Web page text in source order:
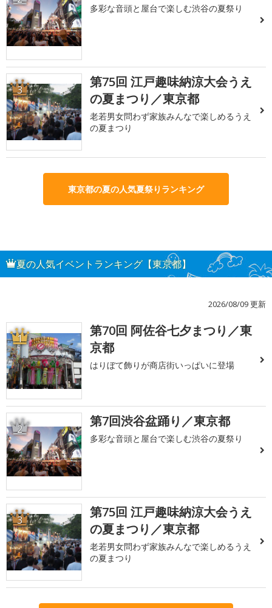
多彩な音頭と屋台で楽しむ渋谷の夏祭り
3
第75回 江戸趣味納涼大会うえ
の夏まつり／東京都
老若男女問わず家族みんなで楽しめるうえ
の夏まつり
東京都の夏の人気夏祭りランキング
夏の人気イベントランキング【東京都】
2026/08/09 更新
1
第70回 阿佐谷七夕まつり／東
京都
はりぼて飾りが商店街いっぱいに登場
2 第7回渋谷盆踊り／東京都
多彩な音頭と屋台で楽しむ渋谷の夏祭り
3
第75回 江戸趣味納涼大会うえ
の夏まつり／東京都
老若男女問わず家族みんなで楽しめるうえ
の夏まつり